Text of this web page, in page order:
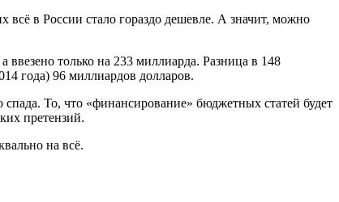
всё в России стало гораздо дешевле. А значит, можно
ввезено только на 233 миллиарда. Разница в 148
года) 96 миллиардов долларов.
То, что «финансирование» бюджетных статей будет
претензий.
на всё.